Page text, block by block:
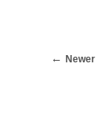
Newer